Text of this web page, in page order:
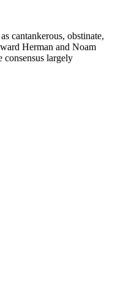
cantankerous, obstinate,
Herman and Noam
largely